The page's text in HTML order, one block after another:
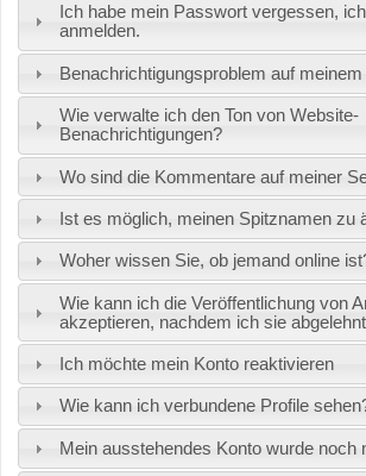
Ich habe mein Passwort vergessen,
anmelden.
Benachrichtigungsproblem auf meinem
Wie verwalte ich den Ton von Website-
Benachrichtigungen?
Wo sind die Kommentare auf meiner
Ist es möglich, meinen Spitznamen zu
Woher wissen Sie, ob jemand online
Wie kann ich die Veröffentlichung von
akzeptieren, nachdem ich sie
Ich möchte mein Konto reaktivieren
Wie kann ich verbundene Profile
Mein ausstehendes Konto wurde noch